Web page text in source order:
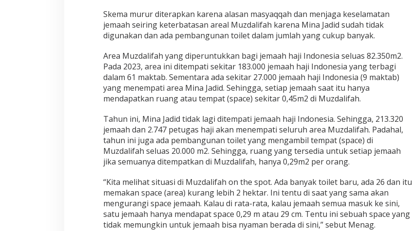
Skema murur diterapkan karena alasan masyaqqah dan menjaga keselamatan
jemaah seiring keterbatasan areal Muzdalifah karena Mina Jadid sudah tidak
digunakan dan ada pembangunan toilet dalam jumlah yang cukup banyak.
Area Muzdalifah yang diperuntukkan bagi jemaah haji Indonesia seluas 82.350m2.
Pada 2023, area ini ditempati sekitar 183.000 jemaah haji Indonesia yang terbagi
dalam 61 maktab. Sementara ada sekitar 27.000 jemaah haji Indonesia (9 maktab)
yang menempati area Mina Jadid. Sehingga, setiap jemaah saat itu hanya
mendapatkan ruang atau tempat (space) sekitar 0,45m2 di Muzdalifah.
Tahun ini, Mina Jadid tidak lagi ditempati jemaah haji Indonesia. Sehingga, 213.320
jemaah dan 2.747 petugas haji akan menempati seluruh area Muzdalifah. Padahal,
tahun ini juga ada pembangunan toilet yang mengambil tempat (space) di
Muzdalifah seluas 20.000 m2. Sehingga, ruang yang tersedia untuk setiap jemaah
jika semuanya ditempatkan di Muzdalifah, hanya 0,29m2 per orang.
“Kita melihat situasi di Muzdalifah on the spot. Ada banyak toilet baru, ada 26 dan itu
memakan space (area) kurang lebih 2 hektar. Ini tentu di saat yang sama akan
mengurangi space jemaah. Kalau di rata-rata, kalau jemaah semua masuk ke sini,
satu jemaah hanya mendapat space 0,29 m atau 29 cm. Tentu ini sebuah space yang
tidak memungkin untuk jemaah bisa nyaman berada di sini,” sebut Menag.